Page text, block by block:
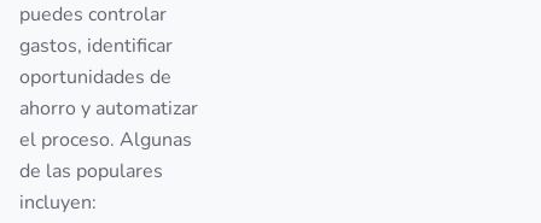
puedes controlar
gastos, identificar
oportunidades de
ahorro y automatizar
el proceso. Algunas
de las populares
incluyen: